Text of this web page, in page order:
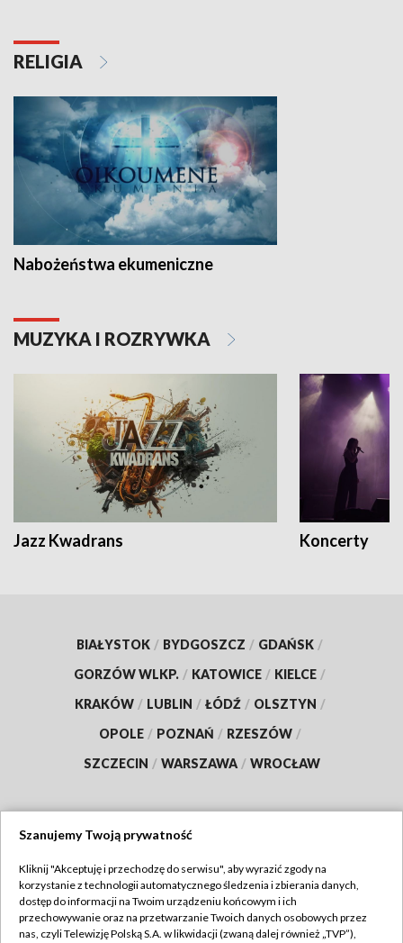
RELIGIA
Nabożeństwa ekumeniczne
MUZYKA I ROZRYWKA
Jazz Kwadrans Koncerty
BIAŁYSTOK / BYDGOSZCZ / GDAŃSK /
GORZÓW WLKP. / KATOWICE / KIELCE /
KRAKÓW / LUBLIN / ŁÓDŹ / OLSZTYN /
OPOLE / POZNAŃ / RZESZÓW /
SZCZECIN / WARSZAWA / WROCŁAW
TVP
Abonament TVP
Regulamin TVP
Szanujemy Twoją prywatność
Kliknij "Akceptuję i przechodzę do serwisu", aby wyrazić zgody na
korzystanie z technologii automatycznego śledzenia i zbierania danych,
dostęp do informacji na Twoim urządzeniu końcowym i ich
przechowywanie oraz na przetwarzanie Twoich danych osobowych przez
nas, czyli Telewizję Polską S.A. w likwidacji (zwaną dalej również „TVP”),